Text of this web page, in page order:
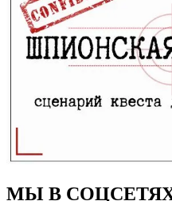
МЫ В